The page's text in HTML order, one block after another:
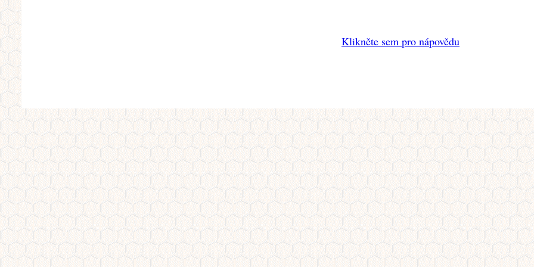
Klikněte sem pro nápovědu